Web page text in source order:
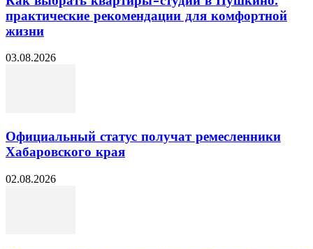
практические рекомендации для комфортной
жизни
03.08.2026
Официальный статус получат ремесленники
Хабаровского края
02.08.2026